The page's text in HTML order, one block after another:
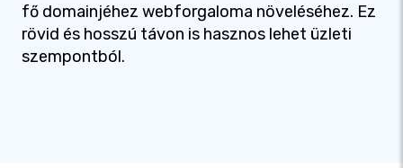
fő domainjéhez webforgaloma növeléséhez. Ez
rövid és hosszú távon is hasznos lehet üzleti
szempontból.